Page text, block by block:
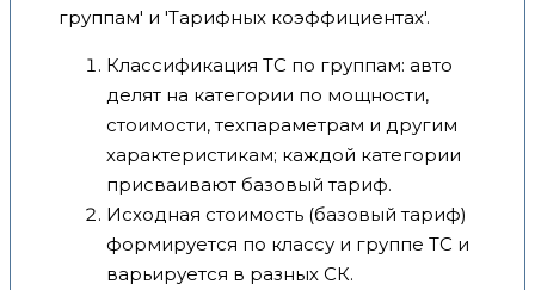
группам' и 'Тарифных коэффициентах'.
Классификация ТС по группам: авто
делят на категории по мощности,
стоимости, техпараметрам и другим
характеристикам; каждой категории
присваивают базовый тариф.
Исходная стоимость (базовый тариф)
формируется по классу и группе ТС и
варьируется в разных СК.